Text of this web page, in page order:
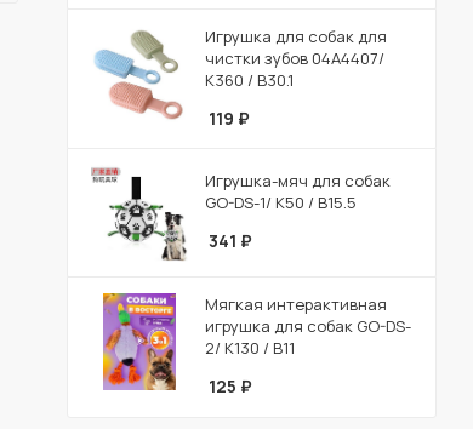
Игрушка для собак для
чистки зубов 04A4407/
К360 / В30.1
119 ₽
Игрушка-мяч для собак
GO-DS-1/ К50 / В15.5
341 ₽
Мягкая интерактивная
игрушка для собак GO-DS-
2/ К130 / В11
125 ₽